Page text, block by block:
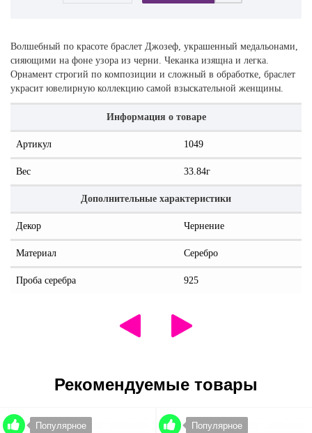
Волшебный по красоте браслет Джозеф, украшенный медальонами,
сияющими на фоне узора из черни. Чеканка изящна и легка.
Орнамент строгий по композиции и сложный в обработке, браслет
украсит ювелирную коллекцию самой взыскательной женщины.
Информация о товаре
Артикул 1049
Вес 33.84г
Дополнительные характеристики
Декор Чернение
Материал Серебро
Проба серебра 925
Рекомендуемые товары
Популярное
Популярное